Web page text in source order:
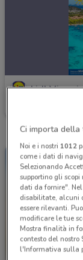
Lidl Viaggi
Ci importa della
Noi e i nostri 1012
come i dati di
Selezionando
supportino gli
dati da fornire". Nel
disabilitate, alcuni
essere rilevanti.
modificare le tue
Mostra finalità in
contesto del
l'Informativa sulla